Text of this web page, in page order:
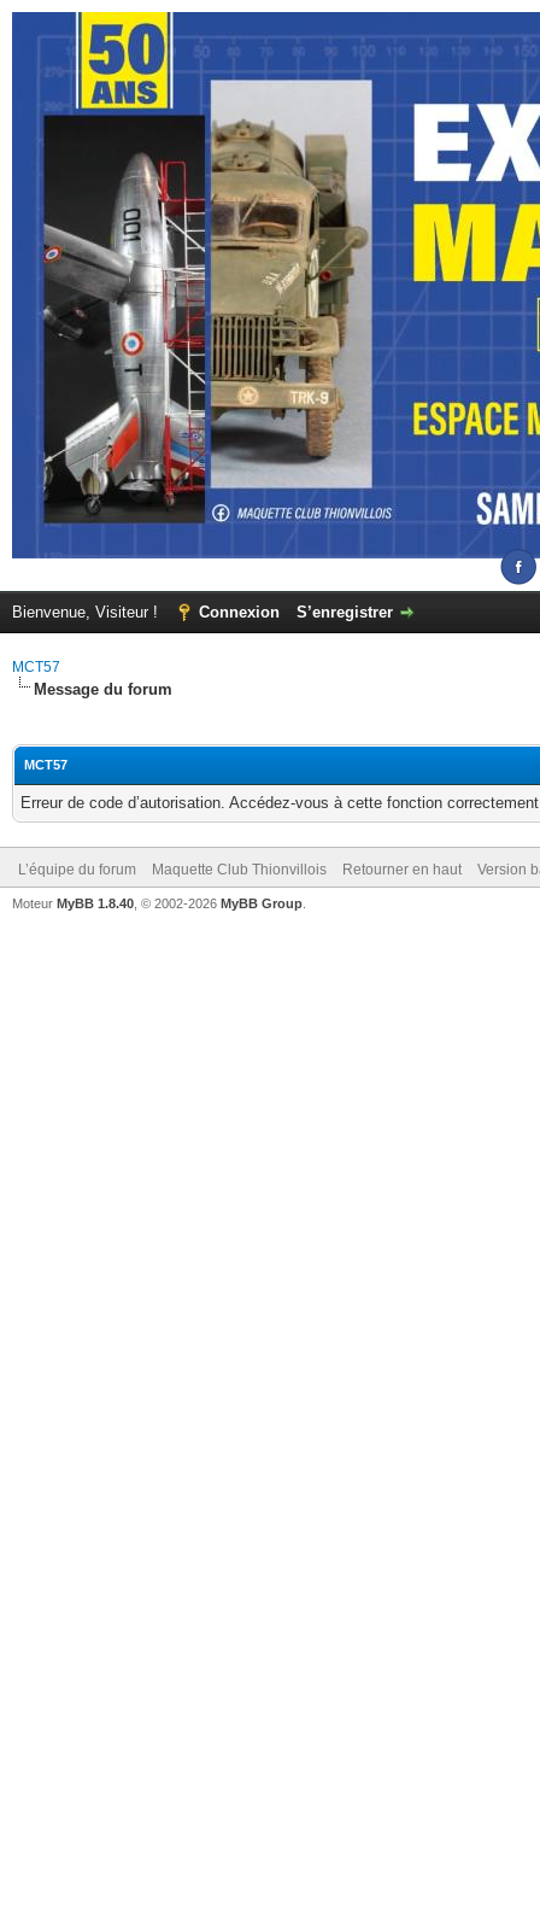
Bienvenue, Visiteur ! Connexion S’enregistrer
MCT57
Message du forum
MCT57
Erreur de code d’autorisation. Accédez-vous à cette fonction
L’équipe du forum Maquette Club Thionvillois Retourner en haut Version
Moteur MyBB 1.8.40 , © 2002-2026 MyBB Group